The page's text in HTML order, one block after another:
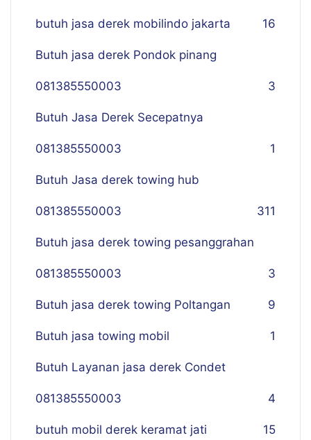
butuh jasa derek mobilindo jakarta 16
Butuh jasa derek Pondok pinang
081385550003 3
Butuh Jasa Derek Secepatnya
081385550003 1
Butuh Jasa derek towing hub
081385550003 311
Butuh jasa derek towing pesanggrahan
081385550003 3
Butuh jasa derek towing Poltangan 9
Butuh jasa towing mobil 1
Butuh Layanan jasa derek Condet
081385550003 4
butuh mobil derek keramat jati 15